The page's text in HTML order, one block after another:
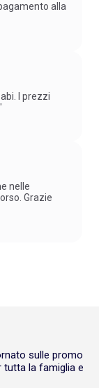
alla
I prezzi
nelle
Grazie
sulle promo
tutta la famiglia e